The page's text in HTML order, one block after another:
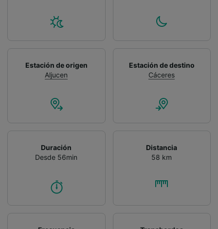
Estación de origen
Aljucen
Estación de destino
Cáceres
Duración
Desde 56min
Distancia
58 km